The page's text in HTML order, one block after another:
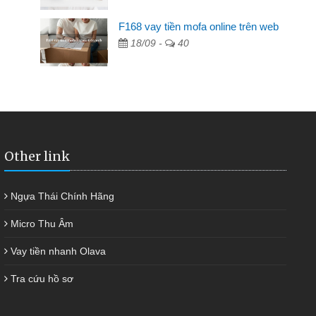
hàng không ai cho vay. Trong khi
quyết việc riêng, trong 1-2 ngày tôi trả
đã giúp tôi kịp thời và nhanh chóng
F168 vay tiền mofa online trên web
18/09 - 40
Other link
Ngựa Thái Chính Hãng
Micro Thu Âm
Vay tiền nhanh Olava
Tra cứu hồ sơ